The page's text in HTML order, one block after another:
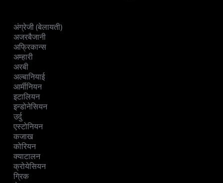
अंग्रेजी (बेलायती)
अजरबैजानी
अफ्रिकान्स
अम्हारी
अरबी
अल्बानियाई
आर्मीनियन
इटालियन
इन्डोनेसियन
उर्दु
एस्टोनियन
कजाख
कोरियन
क्याटालन
क्रोयेसियन
ग्रिक